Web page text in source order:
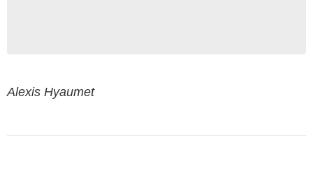
Alexis Hyaumet